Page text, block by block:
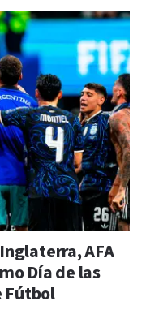
AFA
Día de las
Fútbol